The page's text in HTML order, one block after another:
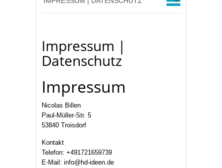
Impressum |
Datenschutz
Impressum
Nicolas Billen
Paul-Müller-Str. 5
53840 Troisdorf
Kontakt
Telefon: +491721659739
E-Mail: info@hd-ideen.de